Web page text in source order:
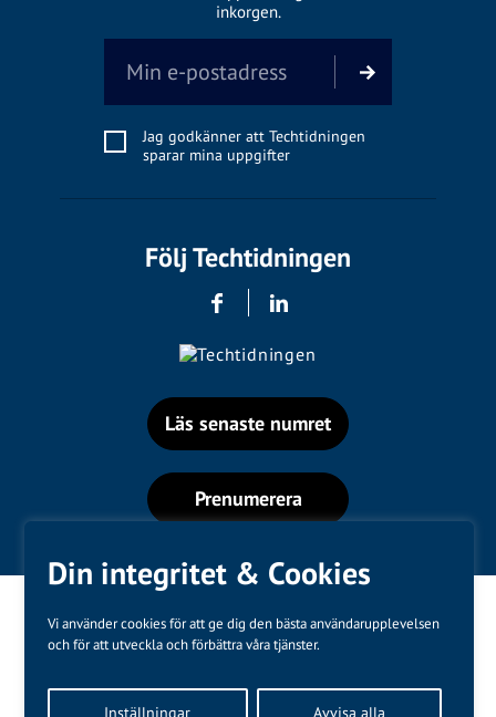
Din integritet & Cookies
Vi använder cookies för att ge dig den bästa användarupplevelsen
och för att utveckla och förbättra våra tjänster.
Inställningar Avvisa alla
inkorgen.
Jag godkänner att Techtidningen
sparar mina uppgifter
Följ Techtidningen
Läs senaste numret
Prenumerera